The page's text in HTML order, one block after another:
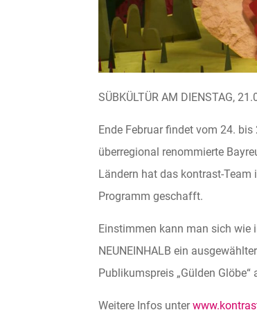
SÜBKÜLTÜR AM DIENSTAG,
Ende Februar findet vom 24.
überregional renommierte
Ländern hat das kontrast-
Programm geschafft.
Einstimmen kann man sich wie
NEUNEINHALB ein
Publikumspreis „Gülden
Weitere Infos unter